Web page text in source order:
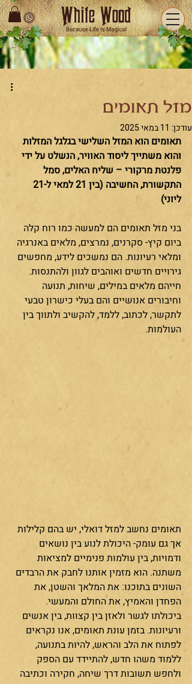
מזל תאומים
עודכן: 11 במאי 2025
תאומים הוא המזל השלישי בגלגל המזלות
והוא משתייך ליסוד האוויר, הנשלט על ידי
פלנטת מרקורי – שליח האלים, סמל
ליוני)
בני מזל תאומים הם למעשה כמו רוח קלה
ביום קיץ- סקרנים, נמרצים, מלאים באנרגיה
ומלאי רעיונות. הם נמשכים לידע, מחפשים
גירויים חדשים ואוהבים לגוון ולהתנסות.
חייהם מלאים במילים, שיחות, תנועה
וחיבורים אנושיים והם בעלי כישרון טבעי
לתקשר, לכתוב, ללמד, להקשיב ולתווך בין
העולמות.
תאומים נחשב למזל דואלי, יש בהם קלילות
אך גם עומק- היכולת לנוע בין נושאים
ודמויות, בין עולמות פנימיים למציאות
משתנה. הוא מזמין אותנו לחבק את הרבדים
השונים בתוכנו: את המלאך והשטן, את
הפחדן והאמיץ, את החולם והמעשי.
ביכולתו לגשר ולאזן בין קצוות, בין אנשים
ורעיונות. בזמן עונת תאומים, אנו נקראים
לפתוח את הלב והראש, להיות בתנועה,
ללמוד משהו חדש, להתיידד עם הספק
ולחפש תשובות דרך שיחה, חקירה וכתיבה